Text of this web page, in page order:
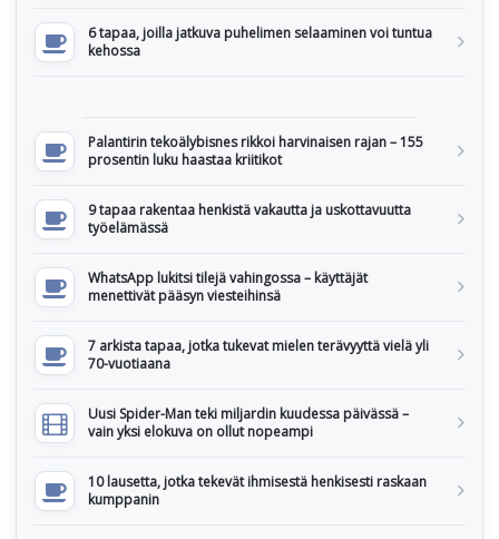
6 tapaa, joilla jatkuva puhelimen selaaminen voi tuntua
kehossa
Palantirin tekoälybisnes rikkoi harvinaisen rajan – 155
prosentin luku haastaa kriitikot
9 tapaa rakentaa henkistä vakautta ja uskottavuutta
työelämässä
WhatsApp lukitsi tilejä vahingossa – käyttäjät
menettivät pääsyn viesteihinsä
7 arkista tapaa, jotka tukevat mielen terävyyttä vielä yli
70-vuotiaana
Uusi Spider-Man teki miljardin kuudessa päivässä –
vain yksi elokuva on ollut nopeampi
10 lausetta, jotka tekevät ihmisestä henkisesti raskaan
kumppanin